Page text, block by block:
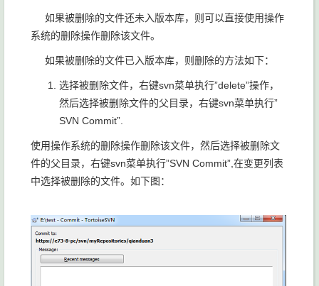
如果被删除的文件还未入版本库，则可以直接使用操作
系统的删除操作删除该文件。
如果被删除的文件已入版本库，则删除的方法如下：
选择被删除文件，右键svn菜单执行”delete”操作，
然后选择被删除文件的父目录，右键svn菜单执行”
SVN Commit”.
使用操作系统的删除操作删除该文件，然后选择被删除文
件的父目录，右键svn菜单执行”SVN Commit”,在变更列表
中选择被删除的文件。如下图：